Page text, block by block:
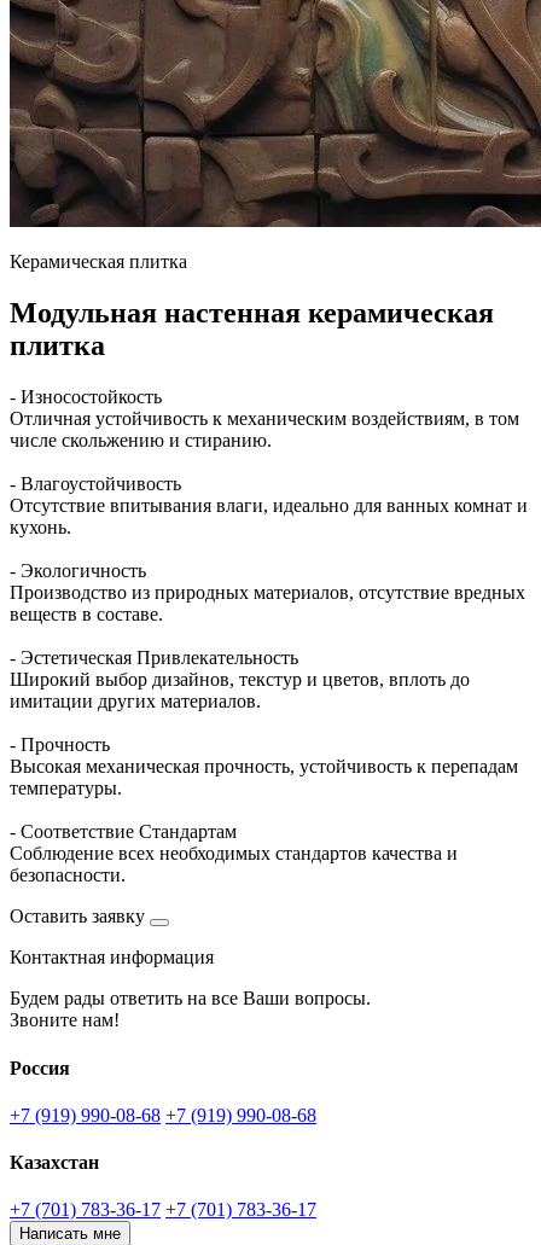
Керамическая плитка
Модульная настенная керамическая
плитка
- Износостойкость
Отличная устойчивость к механическим воздействиям, в том
числе скольжению и стиранию.
- Влагоустойчивость
Отсутствие впитывания влаги, идеально для ванных комнат и
кухонь.
- Экологичность
Производство из природных материалов, отсутствие вредных
веществ в составе.
- Эстетическая Привлекательность
Широкий выбор дизайнов, текстур и цветов, вплоть до
имитации других материалов.
- Прочность
Высокая механическая прочность, устойчивость к перепадам
температуры.
- Соответствие Стандартам
Соблюдение всех необходимых стандартов качества и
безопасности.
Оставить заявку
Контактная информация
Будем рады ответить на все Ваши вопросы.
Звоните нам!
Россия
+7 (919) 990-08-68 +7 (919) 990-08-68
Казахстан
+7 (701) 783-36-17 +7 (701) 783-36-17
Написать мне